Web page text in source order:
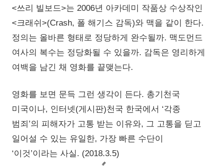
<쓰리 빌보드>는 2006년 아카데미 작품상 수상작인
<크래쉬>(Crash, 폴 해기스 감독)와 맥을 같이 한다.
정의는 올바른 형태로 정당하게 완수될까. 맥도먼드
여사의 복수는 정당화될 수 있을까. 감독은 영리하게
여백을 남긴 채 영화를 끝맺는다.
영화를 보면 문득 그런 생각이 든다. 총기천국
미국이나, 인터넷(게시판)천국 한국에서 ‘각종
범죄’의 피해자가 고통 받는 이유와, 그 고통을 딛고
일어설 수 있는 유일한, 가장 빠른 수단이
‘이것’이라는 사실. (2018.3.5)